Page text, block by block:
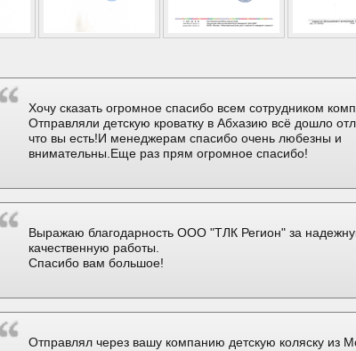
Хочу сказать огромное спасибо всем сотрудником
Отправляли детскую кроватку в Абхазию всё дошло
что вы есть!И менеджерам спасибо очень любезны и
внимательны.Еще раз прям огромное спасибо!
Выражаю благодарность ООО "ТЛК Регион" за
качественную работы.
Спасибо вам большое!
Отправлял через вашу компанию детскую коляску из